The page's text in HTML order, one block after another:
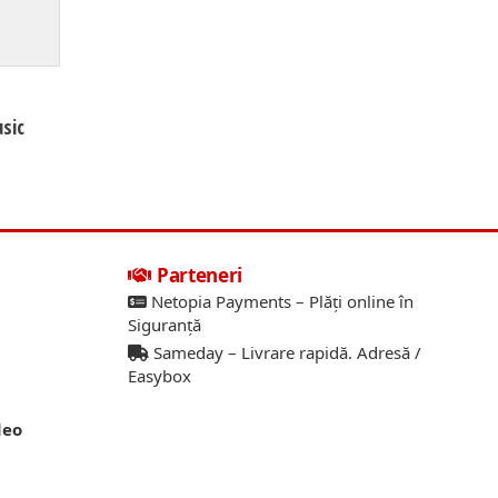
Parteneri
Netopia Payments – Plăți online în
Siguranță
Sameday – Livrare rapidă. Adresă /
Easybox